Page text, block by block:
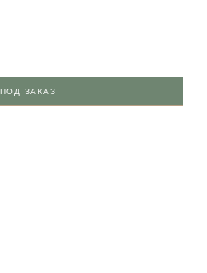
ПОД ЗАКАЗ